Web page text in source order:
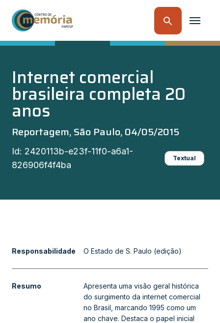
Internet comercial
brasileira completa 20
anos
Reportagem, São Paulo, 04/05/2015
Id: 2420113b-e23f-11f0-a6a1-
826906f4f4ba
Textual
Responsabilidade O Estado de S. Paulo (edição)
Resumo
Apresenta uma visão geral histórica
do surgimento da internet comercial
no Brasil, marcando 1995 como um
ano chave. Destaca o papel inicial